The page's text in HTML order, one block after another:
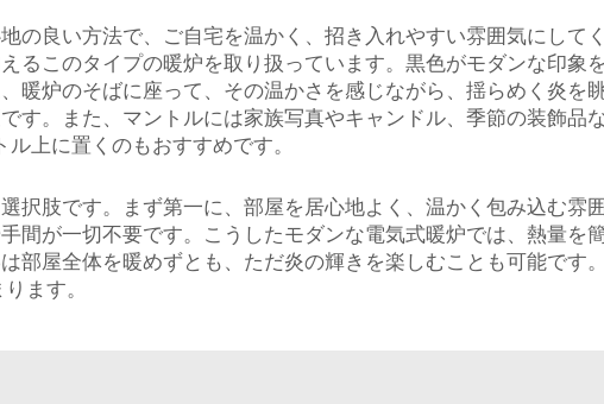
の良い方法で、ご自宅を温かく、招き入れやすい雰囲気にして
るこのタイプの暖炉を取り扱っています。黒色がモダンな印象
暖炉のそばに座って、その温かさを感じながら、揺らめく炎を
す。また、マントルには家族写真やキャンドル、季節の装飾品
ル上に置くのもおすすめです。
択肢です。まず第一に、部屋を居心地よく、温かく包み込む雰
間が一切不要です。こうしたモダンな電気式暖炉では、熱量を
部屋全体を暖めずとも、ただ炎の輝きを楽しむことも可能です
ます。